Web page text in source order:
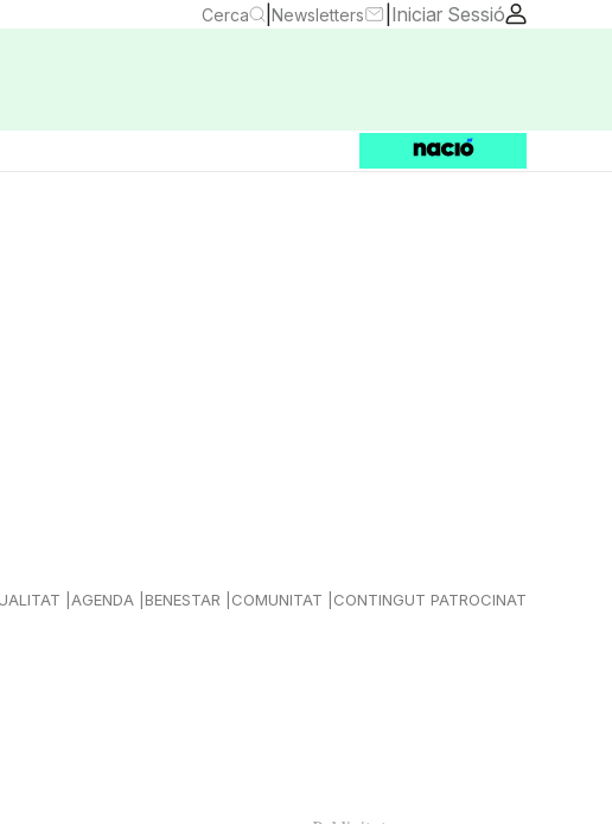
Cerca Newsletters Iniciar Sessió
AGENDA BENESTAR COMUNITAT CONTINGUT PATROCINAT